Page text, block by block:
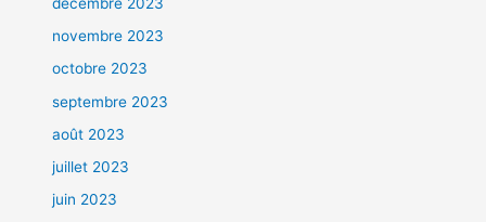
novembre 2023
octobre 2023
septembre 2023
août 2023
juillet 2023
juin 2023